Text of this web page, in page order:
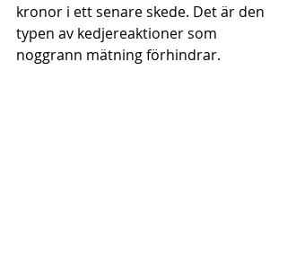
kronor i ett senare skede. Det är den
typen av kedjereaktioner som
noggrann mätning förhindrar.